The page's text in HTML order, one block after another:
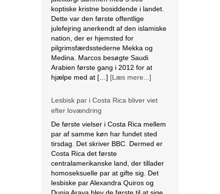
Arabien første gang i 2012 for at
hjælpe med at […][Læs mere...]
Lesbisk par i Costa Rica bliver viet
efter lovændring
De første vielser i Costa Rica mellem
par af samme køn har fundet sted
tirsdag. Det skriver BBC. Dermed er
centralamerikanske land, der tillader
homoseksuelle par at gifte sig. Det
lesbiske par Alexandra Quiros og
Dunia Araya blev de første til at sige
“ja” til hinanden. Brylluppet blev vist
på nationalt […][Læs mere...]
Abbas erklærer alle aftaler med Israel
og USA for færdige